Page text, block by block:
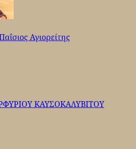
Αγιορείτης
ΚΑΥΣΟΚΑΛΥΒΙΤΟΥ